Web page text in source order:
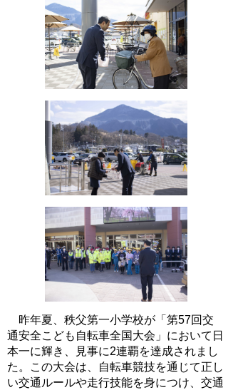
昨年夏、秩父第一小学校が「第57回交
通安全こども自転車全国大会」において日
本一に輝き、見事に2連覇を達成されまし
た。この大会は、自転車競技を通じて正し
い交通ルールや走行技能を身につけ、交通